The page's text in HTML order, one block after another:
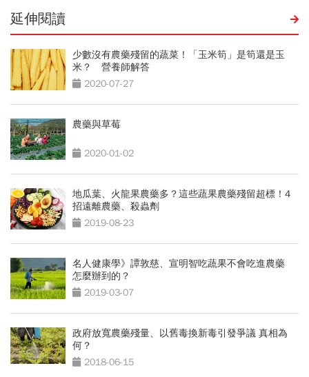
延伸閱讀
少數沒有農藥殘留的蔬菜！「玉米筍」是筍還是玉
米？ 營養師解答
2020-07-27
農藥與草莓
2020-01-02
地瓜葉、火龍果農藥多？這些蔬果農藥殘留超標！4
招遠離農藥、殺蟲劑
2019-08-23
名人健康學》譚敦慈、宣明智吃蔬果不會吃進農藥
怎麼辦到的？
2019-03-07
政府放寬農藥殘量、以舊毒換新毒引發爭議 真相為
何？
2018-06-15